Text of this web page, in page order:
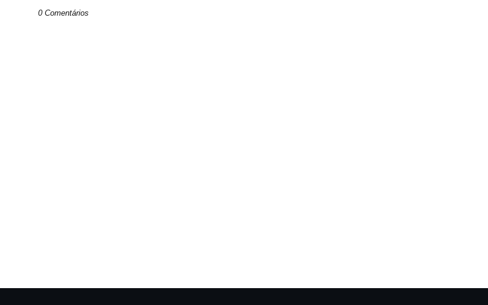
0 Comentários